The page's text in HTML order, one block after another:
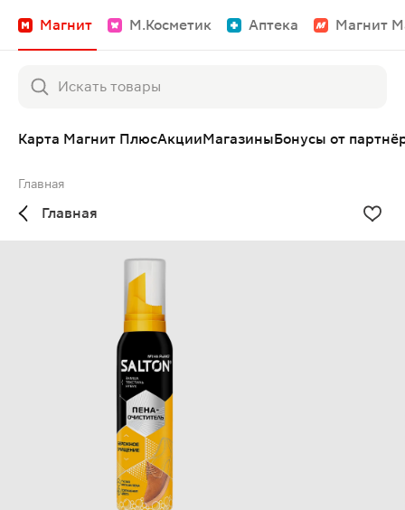
Магнит М.Косметик Аптека Магнит
Карта Магнит ПлюсАкцииМагазиныБонусы от
Главная
Главная